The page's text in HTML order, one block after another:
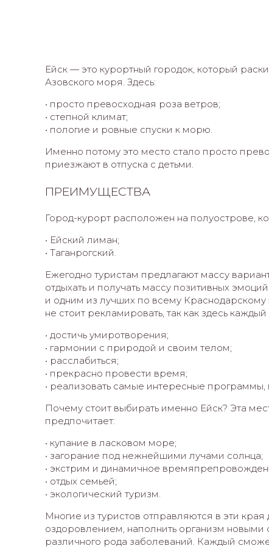
Ейск — это курортный городок, который
Азовского моря. Здесь:
• просто превосходная роза ветров;
• степной климат;
• пологие и ровные спуски к морю.
Именно потому это место стало просто
приезжают в отпуска с детьми.
ПРЕИМУЩЕСТВА
Город-курорт расположен на полуострове,
• Ейский лиман;
• Таганрогский.
Ежегодно туристам предлагают массу
отдыхать и получать массу позитивных
и одним из лучших по всему Краснодарскому
не стоит рекламировать, так как здесь
• достичь умиротворения;
• гармонии с природой и своим телом;
• расслабиться;
• прекрасно провести время;
• реализовать самые интересные программы,
Почему стоит выбирать именно Ейск? Эта
предпочитает:
• купание в ласковом море;
• загорание под нежнейшими лучами солнца;
• экстрим и динамичное
• отдых семьей;
• экологический туризм.
Многие из туристов отправляются в эти
оздоровлением, наполнить организм новыми
различного рода заболеваний. Каждый